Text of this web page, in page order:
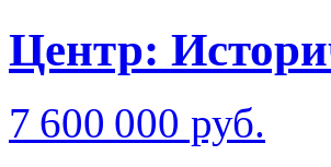
Центр:
7 600 000 руб.